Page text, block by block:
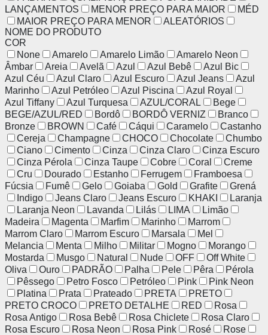
LANÇAMENTOS
MENOR PREÇO PARA MAIOR
MÉD
MAIOR PREÇO PARA MENOR
ALEATÓRIOS
NOME DO PRODUTO
COR
None
Amarelo Amarelo Limão
Amarelo Neon
Âmbar
Areia Avelã Azul Azul Bebê
Azul Bic
Azul Céu
Azul Claro Azul Escuro Azul Jeans
Azul
Marinho
Azul Petróleo Azul Piscina
Azul Royal
Azul Tiffany
Azul Turquesa AZUL/CORAL
Bege
BEGE/AZUL/RED
Bordô BORDÔ VERNIZ
Branco
Bronze
BROWN Café Cáqui Caramelo
Castanho
Cereja
Champagne CHOCO Chocolate
Chumbo
Ciano
Cimento Cinza Cinza Claro
Cinza Escuro
Cinza Pérola
Cinza Taupe Cobre Coral
Creme
Cru
Dourado Estanho Ferrugem
Framboesa
Fúcsia
Fumê Gelo Goiaba Gold Grafite
Grená
Indigo
Jeans Claro Jeans Escuro KHAKI
Laranja
Laranja Neon
Lavanda Lilás LIMA
Limão
Madeira
Magenta Marfim Marinho
Marrom
Marrom Claro
Marrom Escuro Marsala
Mel
Melancia
Menta Milho Militar Mogno
Morango
Mostarda
Musgo Natural Nude OFF
Off White
Oliva
Ouro PADRÃO Palha Pele Pêra
Pérola
Pêssego
Petro Fosco Petróleo Pink
Pink Neon
Platina
Prata Prateado PRETA
PRETO
PRETO CROCO
PRETO DETALHE RED
Rosa
Rosa Antigo
Rosa Bebê Rosa Chiclete
Rosa Claro
Rosa Escuro
Rosa Neon Rosa Pink Rosé
Rose